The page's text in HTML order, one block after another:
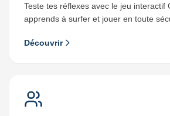
Teste tes réflexes avec le jeu interactif
apprends à surfer et jouer en toute
Découvrir